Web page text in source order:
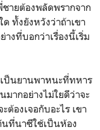
ายต้องพลัดพรากจาก
ทั้งยังหวังว่าถ้าเขา
งที่บอกว่าเรื่องนี้เริ่ม
ป็นยานพาหนะที่ทหาร
มากอย่างไม่ใยดีว่าจะ
ต้องเจอกับอะไร เขา
นที่นาซีใช้เป็นห้อง